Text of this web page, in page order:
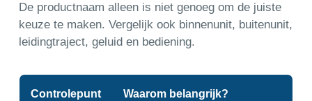
De productnaam alleen is niet genoeg om de juiste
keuze te maken. Vergelijk ook binnenunit, buitenunit,
leidingtraject, geluid en bediening.
Controlepunt Waarom belangrijk?